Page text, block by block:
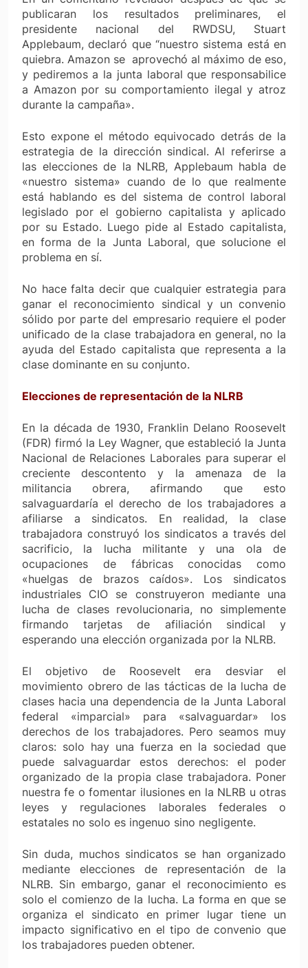
publicaran los resultados preliminares, el
presidente nacional del RWDSU, Stuart
Applebaum, declaró que “nuestro sistema está en
quiebra. Amazon se aprovechó al máximo de eso,
y pediremos a la junta laboral que responsabilice
a Amazon por su comportamiento ilegal y atroz
durante la campaña».
Esto expone el método equivocado detrás de la
estrategia de la dirección sindical. Al referirse a
las elecciones de la NLRB, Applebaum habla de
«nuestro sistema» cuando de lo que realmente
está hablando es del sistema de control laboral
legislado por el gobierno capitalista y aplicado
por su Estado. Luego pide al Estado capitalista,
en forma de la Junta Laboral, que solucione el
problema en sí.
No hace falta decir que cualquier estrategia para
ganar el reconocimiento sindical y un convenio
sólido por parte del empresario requiere el poder
unificado de la clase trabajadora en general, no la
ayuda del Estado capitalista que representa a la
clase dominante en su conjunto.
Elecciones de representación de la NLRB
En la década de 1930, Franklin Delano Roosevelt
(FDR) firmó la Ley Wagner, que estableció la Junta
Nacional de Relaciones Laborales para superar el
creciente descontento y la amenaza de la
militancia obrera, afirmando que esto
salvaguardaría el derecho de los trabajadores a
afiliarse a sindicatos. En realidad, la clase
trabajadora construyó los sindicatos a través del
sacrificio, la lucha militante y una ola de
ocupaciones de fábricas conocidas como
«huelgas de brazos caídos». Los sindicatos
industriales CIO se construyeron mediante una
lucha de clases revolucionaria, no simplemente
firmando tarjetas de afiliación sindical y
esperando una elección organizada por la NLRB.
El objetivo de Roosevelt era desviar el
movimiento obrero de las tácticas de la lucha de
clases hacia una dependencia de la Junta Laboral
federal «imparcial» para «salvaguardar» los
derechos de los trabajadores. Pero seamos muy
claros: solo hay una fuerza en la sociedad que
puede salvaguardar estos derechos: el poder
organizado de la propia clase trabajadora. Poner
nuestra fe o fomentar ilusiones en la NLRB u otras
leyes y regulaciones laborales federales o
estatales no solo es ingenuo sino negligente.
Sin duda, muchos sindicatos se han organizado
mediante elecciones de representación de la
NLRB. Sin embargo, ganar el reconocimiento es
solo el comienzo de la lucha. La forma en que se
organiza el sindicato en primer lugar tiene un
impacto significativo en el tipo de convenio que
los trabajadores pueden obtener.